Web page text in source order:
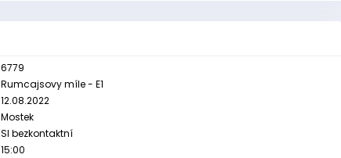
6779
Rumcajsovy míle - E1
12.08.2022
Mostek
SI bezkontaktní
15:00